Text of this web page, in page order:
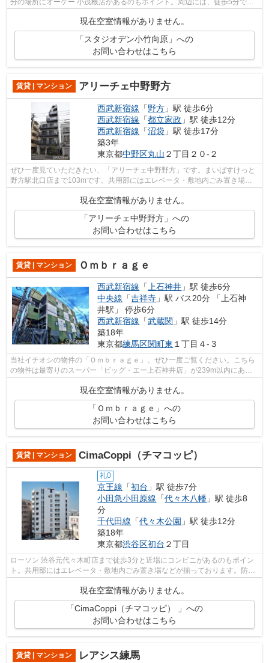
用できる駅があります。こちらの物件は...
現在空室情報がありません。
「スタジオデン小竹向原」への
お問い合わせはこちら
賃貸 | マンション アリーチェ中野野方
西武新宿線 「野方 」駅 徒歩6分
西武新宿線 「都立家政 」駅 徒歩12分
西武新宿線 「沼袋 」駅 徒歩17分
築3年
東京都中野区丸山 ２丁目２０-２
ぜひ一度見ていただきたい、「アリーチェ中野野方」です。まいばすけっと
野方駅北口店まで103mです。共用部にはエレベータ・敷地内ごみ置き場な
現在空室情報がありません。
「アリーチェ中野野方」への
お問い合わせはこちら
賃貸 | マンション Ｏｍｂｒａｇｅ
西武新宿線 「 上石神井 」駅 徒歩6分
中央線 「吉祥寺 」駅 バス20分 「上石神
井駅」 停歩6分
西武新宿線 「武蔵関 」駅 徒歩14分
築18年
東京都練馬区関町東 １丁目４-３
当社イチオシの物件の「Ｏｍｂｒａｇｅ」。ぜひ一度ご覧ください。こちら
の物件は最寄りのスーパー「ビッグ・エー上石神井店」が239m以内にあり
ます。共用部にはエレベータ・敷地内ご...
現在空室情報がありません。
「Ｏｍｂｒａｇｅ」への
お問い合わせはこちら
賃貸 | マンション CimaCoppi（チマコッピ）
礼0
京王線 「初台 」駅 徒歩7分
小田急小田原線 「代々木八幡 」駅 徒歩8
分
千代田線 「代々木公園 」駅 徒歩12分
築18年
東京都渋谷区初台 ２丁目
ローソン 渋谷元代々木町店まで徒歩3分と近場にコンビニがあるのもポイン
ト。共用部にはエレベータ・敷地内ごみ置き場などが揃っております。防犯
現在空室情報がありません。
「CimaCoppi（チマコッピ） 」への
お問い合わせはこちら
賃貸 | マンション レアシス練馬